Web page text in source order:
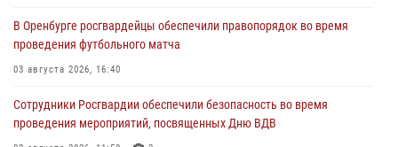
В Оренбурге росгвардейцы обеспечили правопорядок во время
проведения футбольного матча
03 августа 2026, 16:40
Сотрудники Росгвардии обеспечили безопасность во время
проведения мероприятий, посвященных Дню ВДВ